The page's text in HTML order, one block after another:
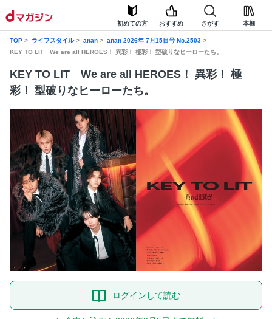
初めての方 おすすめ さがす 本棚
TOP ライフスタイル anan
anan 2026年 7月15日号 No.2503
KEY TO LIT We are all HEROES！ 異彩！ 極彩！ 型破りなヒーローたち。
KEY TO LIT We are all HEROES！ 異彩！ 極
彩！ 型破りなヒーローたち。
ログインして読む